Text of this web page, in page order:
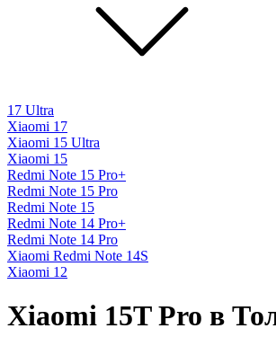
17 Ultra
Xiaomi 17
Xiaomi 15 Ultra
Xiaomi 15
Redmi Note 15 Pro+
Redmi Note 15 Pro
Redmi Note 15
Redmi Note 14 Pro+
Redmi Note 14 Pro
Xiaomi Redmi Note 14S
Xiaomi 12
Xiaomi 15T Pro в